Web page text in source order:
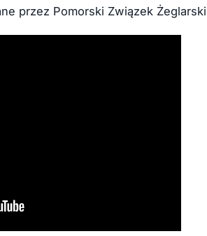
przez Pomorski Związek